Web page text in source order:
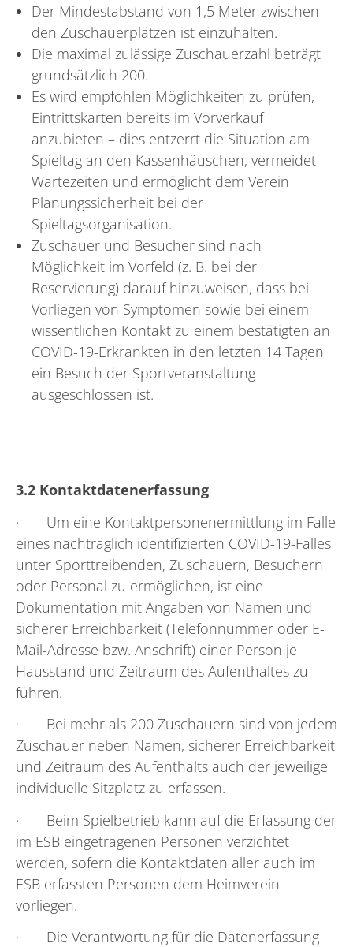
Der Mindestabstand von 1,5 Meter zwischen
den Zuschauerplätzen ist einzuhalten.
Die maximal zulässige Zuschauerzahl beträgt
grundsätzlich 200.
Es wird empfohlen Möglichkeiten zu prüfen,
Eintrittskarten bereits im Vorverkauf
anzubieten – dies entzerrt die Situation am
Spieltag an den Kassenhäuschen, vermeidet
Wartezeiten und ermöglicht dem Verein
Planungssicherheit bei der
Spieltagsorganisation.
Zuschauer und Besucher sind nach
Möglichkeit im Vorfeld (z. B. bei der
Reservierung) darauf hinzuweisen, dass bei
Vorliegen von Symptomen sowie bei einem
wissentlichen Kontakt zu einem bestätigten an
COVID-19-Erkrankten in den letzten 14 Tagen
ein Besuch der Sportveranstaltung
ausgeschlossen ist.
3.2 Kontaktdatenerfassung
· Um eine Kontaktpersonenermittlung im Falle
eines nachträglich identifizierten COVID-19-Falles
unter Sporttreibenden, Zuschauern, Besuchern
oder Personal zu ermöglichen, ist eine
Dokumentation mit Angaben von Namen und
sicherer Erreichbarkeit (Telefonnummer oder E-
Mail-Adresse bzw. Anschrift) einer Person je
Hausstand und Zeitraum des Aufenthaltes zu
führen.
· Bei mehr als 200 Zuschauern sind von jedem
Zuschauer neben Namen, sicherer Erreichbarkeit
und Zeitraum des Aufenthalts auch der jeweilige
individuelle Sitzplatz zu erfassen.
· Beim Spielbetrieb kann auf die Erfassung der
im ESB eingetragenen Personen verzichtet
werden, sofern die Kontaktdaten aller auch im
ESB erfassten Personen dem Heimverein
vorliegen.
· Die Verantwortung für die Datenerfassung